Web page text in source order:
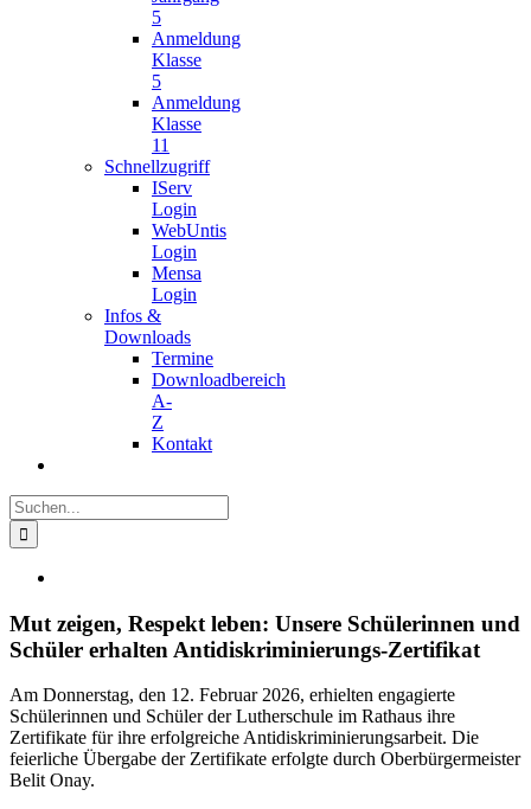
5
Anmeldung
Klasse
5
Anmeldung
Klasse
11
Schnellzugriff
IServ
Login
WebUntis
Login
Mensa
Login
Infos &
Downloads
Termine
Downloadbereich
A-
Z
Kontakt
Suche
nach:
Bild
Mut zeigen, Respekt leben: Unsere Schülerinnen und
Schüler erhalten Antidiskriminierungs-Zertifikat
Am Donnerstag, den 12. Februar 2026, erhielten engagierte
Schülerinnen und Schüler der Lutherschule im Rathaus ihre
Zertifikate für ihre erfolgreiche Antidiskriminierungsarbeit. Die
feierliche Übergabe der Zertifikate erfolgte durch Oberbürgermeister
Belit Onay.